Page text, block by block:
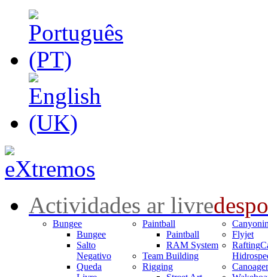
Actividades ar livre
Bungee
Bungee
Salto
Negativo
Queda
Paintball
Paintball
RAM System
Team Building
Rigging
Flyjet
Rafting